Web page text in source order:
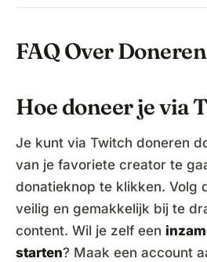
FAQ Over
Hoe doneer je via
Je kunt via Twitch doneren
van je favoriete creator te
donatieknop te klikken. Volg
veilig en gemakkelijk bij te
content. Wil je zelf een
starten? Maak een account